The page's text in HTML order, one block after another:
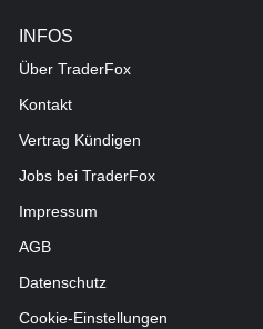
INFOS
Über TraderFox
Kontakt
Vertrag Kündigen
Jobs bei TraderFox
Impressum
AGB
Datenschutz
Cookie-Einstellungen